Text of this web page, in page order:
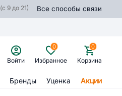
(с 9 до 21) Все способы связи
Войти Избранное
0
Корзина
0
Бренды Уценка Акции